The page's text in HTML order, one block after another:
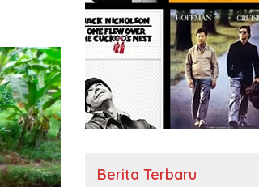
Berita Terbaru